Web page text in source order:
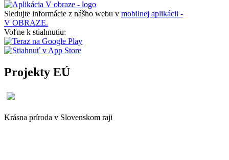
Sledujte informácie z nášho webu v mobilnej aplikácii -
V OBRAZE.
Voľne k stiahnutiu:
Projekty EÚ
Krásna príroda v Slovenskom raji